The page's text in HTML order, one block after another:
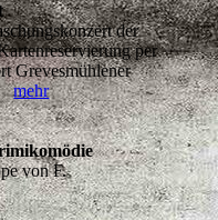
der
per
Grevesmühlener
mehr
von F.